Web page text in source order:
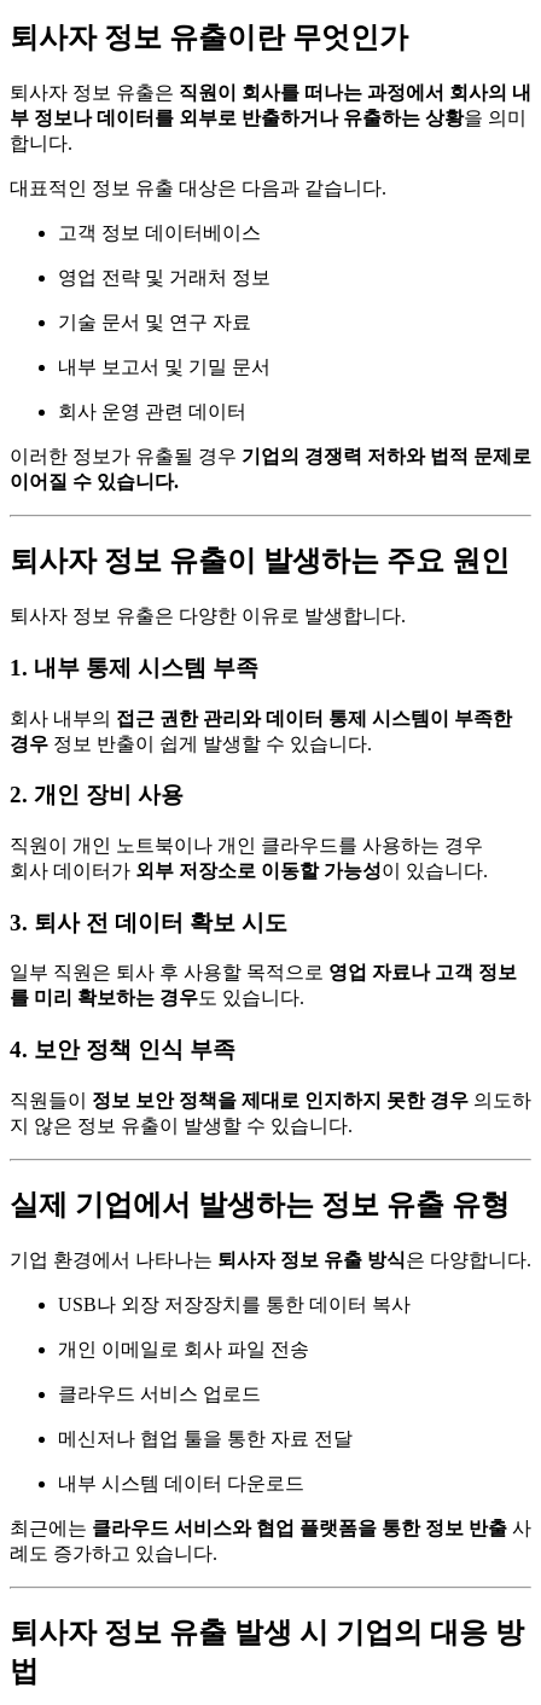
퇴사자 정보 유출이란 무엇인가
퇴사자 정보 유출은 직원이 회사를 떠나는 과정에서 회사의 내
부 정보나 데이터를 외부로 반출하거나 유출하는 상황을 의미
합니다.
대표적인 정보 유출 대상은 다음과 같습니다.
고객 정보 데이터베이스
영업 전략 및 거래처 정보
기술 문서 및 연구 자료
내부 보고서 및 기밀 문서
회사 운영 관련 데이터
이러한 정보가 유출될 경우 기업의 경쟁력 저하와 법적 문제로
이어질 수 있습니다.
퇴사자 정보 유출이 발생하는 주요 원인
퇴사자 정보 유출은 다양한 이유로 발생합니다.
1. 내부 통제 시스템 부족
회사 내부의 접근 권한 관리와 데이터 통제 시스템이 부족한
경우 정보 반출이 쉽게 발생할 수 있습니다.
2. 개인 장비 사용
직원이 개인 노트북이나 개인 클라우드를 사용하는 경우
회사 데이터가 외부 저장소로 이동할 가능성이 있습니다.
3. 퇴사 전 데이터 확보 시도
일부 직원은 퇴사 후 사용할 목적으로 영업 자료나 고객 정보
를 미리 확보하는 경우도 있습니다.
4. 보안 정책 인식 부족
직원들이 정보 보안 정책을 제대로 인지하지 못한 경우 의도하
지 않은 정보 유출이 발생할 수 있습니다.
실제 기업에서 발생하는 정보 유출 유형
기업 환경에서 나타나는 퇴사자 정보 유출 방식은 다양합니다.
USB나 외장 저장장치를 통한 데이터 복사
개인 이메일로 회사 파일 전송
클라우드 서비스 업로드
메신저나 협업 툴을 통한 자료 전달
내부 시스템 데이터 다운로드
최근에는 클라우드 서비스와 협업 플랫폼을 통한 정보 반출 사
례도 증가하고 있습니다.
퇴사자 정보 유출 발생 시 기업의 대응 방
법